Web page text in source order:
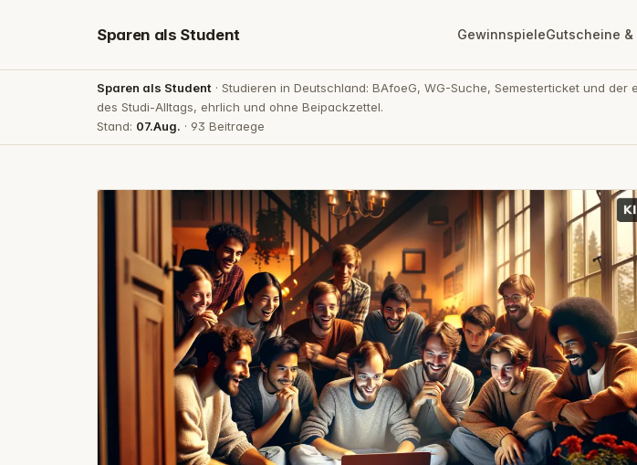
Sparen als Student GewinnspieleGutscheine &
Sparen als Student · Studieren in Deutschland: BAfoeG, WG-Suche, Semesterticket und
des Studi-Alltags, ehrlich und ohne Beipackzettel.
Stand: 07.Aug. · 93 Beitraege